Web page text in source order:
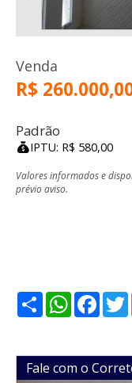
Venda
R$
Padrão
IPTU: R$ 580,00
Valores informados e
prévio aviso.
ShareWhatsApp
Fale com o